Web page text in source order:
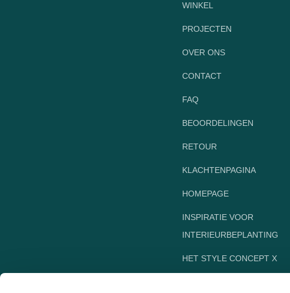
WINKEL
PROJECTEN
OVER ONS
CONTACT
FAQ
BEOORDELINGEN
RETOUR
KLACHTENPAGINA
HOMEPAGE
INSPIRATIE VOOR
INTERIEURBEPLANTING
HET STYLE CONCEPT X
DUTCHCREEN